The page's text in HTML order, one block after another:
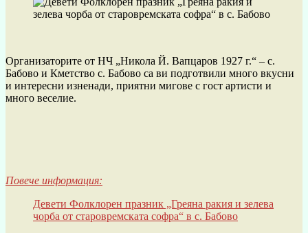
Организаторите от НЧ „Никола Й. Вапцаров 1927 г.“ – с.
Бабово и Кметство с. Бабово са ви подготвили много вкусни
и интересни изненади, приятни мигове с гост артисти и
много веселие.
Повече информация:
Девети Фолклорен празник „Греяна ракия и зелева
чорба от старовремската софра“ в с. Бабово